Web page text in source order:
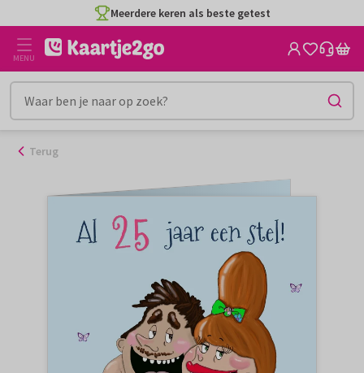
naar
inhoud
Meerdere keren als beste getest
MENU
Terug